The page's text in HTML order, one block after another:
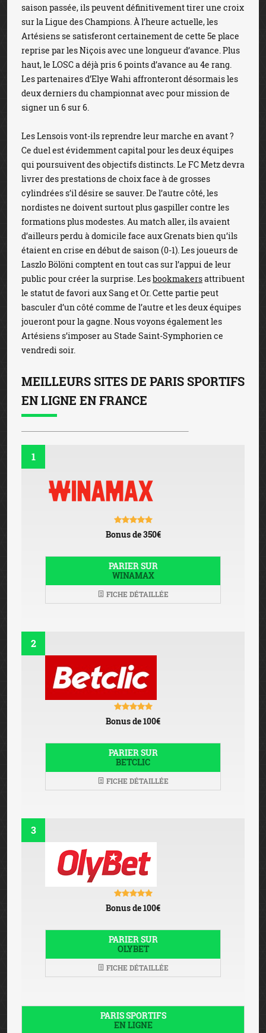
saison passée, ils peuvent définitivement tirer une croix
sur la Ligue des Champions. À l’heure actuelle, les
Artésiens se satisferont certainement de cette 5e place
reprise par les Niçois avec une longueur d’avance. Plus
haut, le LOSC a déjà pris 6 points d’avance au 4e rang.
Les partenaires d’Elye Wahi affronteront désormais les
deux derniers du championnat avec pour mission de
signer un 6 sur 6.
Les Lensois vont-ils reprendre leur marche en avant ?
Ce duel est évidemment capital pour les deux équipes
qui poursuivent des objectifs distincts. Le FC Metz devra
livrer des prestations de choix face à de grosses
cylindrées s’il désire se sauver. De l’autre côté, les
nordistes ne doivent surtout plus gaspiller contre les
formations plus modestes. Au match aller, ils avaient
d’ailleurs perdu à domicile face aux Grenats bien qu’ils
étaient en crise en début de saison (0-1). Les joueurs de
Laszlo Bölöni comptent en tout cas sur l’appui de leur
public pour créer la surprise. Lesbookmakersattribuent
le statut de favori aux Sang et Or. Cette partie peut
basculer d’un côté comme de l’autre et les deux équipes
joueront pour la gagne. Nous voyons également les
Artésiens s’imposer au Stade Saint-Symphorien ce
vendredi soir.
MEILLEURS SITES DE PARIS SPORTIFS
EN LIGNE EN FRANCE
1
Bonus de 350€
PARIER SUR
WINAMAX
FICHE DÉTAILLÉE
2
Bonus de 100€
PARIER SUR
BETCLIC
FICHE DÉTAILLÉE
3
Bonus de 100€
PARIER SUR
OLYBET
FICHE DÉTAILLÉE
PARIS SPORTIFS
EN LIGNE